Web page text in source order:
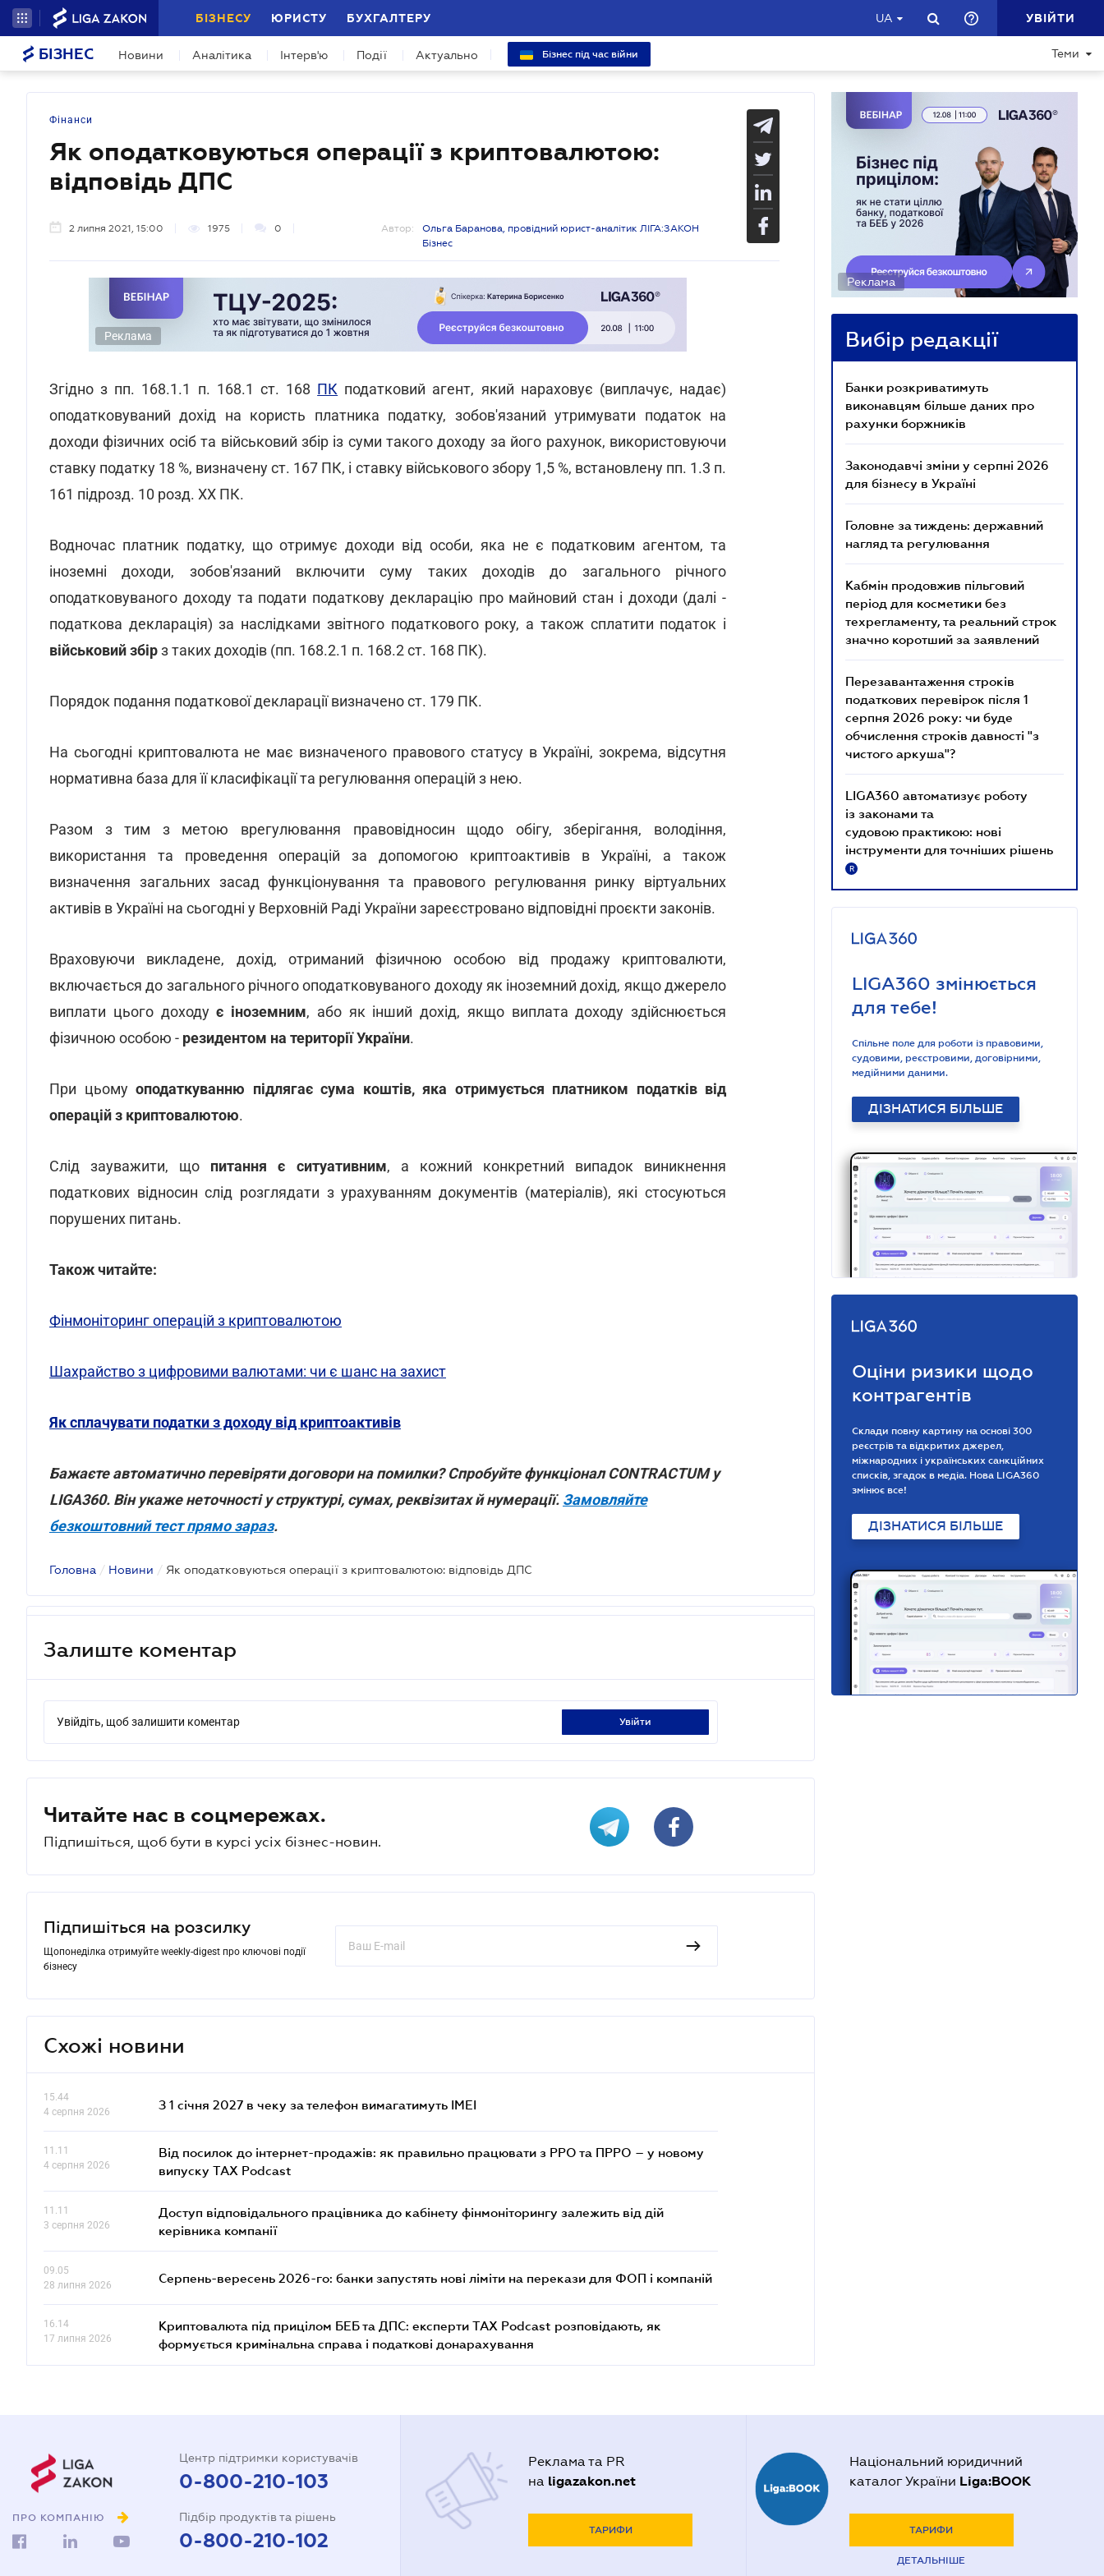
БІЗНЕСУ ЮРИСТУ БУХГАЛТЕРУ UA УВІЙТИ
БІЗНЕС Новини Аналітика Інтерв'ю Події Актуально Бізнес під час війни Теми
Фінанси
Як оподатковуються операції з криптовалютою:
відповідь ДПС
2 липня 2021, 15:00 1975 0 Автор:
Ольга Баранова, провідний юрист-аналітик ЛІГА:ЗАКОН
Бізнес
Реклама
Згідно з пп. 168.1.1 п. 168.1 ст. 168 ПК податковий агент, який нараховує (виплачує, надає)
оподатковуваний дохід на користь платника податку, зобов'язаний утримувати податок на
доходи фізичних осіб та військовий збір із суми такого доходу за його рахунок, використовуючи
ставку податку 18 %, визначену ст. 167 ПК, і ставку військового збору 1,5 %, встановлену пп. 1.3 п.
161 підрозд. 10 розд. XX ПК.
Водночас платник податку, що отримує доходи від особи, яка не є податковим агентом, та
іноземні доходи, зобов'язаний включити суму таких доходів до загального річного
оподатковуваного доходу та подати податкову декларацію про майновий стан і доходи (далі -
податкова декларація) за наслідками звітного податкового року, а також сплатити податок і
військовий збірз таких доходів (пп. 168.2.1 п. 168.2 ст. 168 ПК).
Порядок подання податкової декларації визначено ст. 179 ПК.
На сьогодні криптовалюта не має визначеного правового статусу в Україні, зокрема, відсутня
нормативна база для її класифікації та регулювання операцій з нею.
Разом з тим з метою врегулювання правовідносин щодо обігу, зберігання, володіння,
використання та проведення операцій за допомогою криптоактивів в Україні, а також
визначення загальних засад функціонування та правового регулювання ринку віртуальних
активів в Україні на сьогодні у Верховній Раді України зареєстровано відповідні проєкти законів.
Враховуючи викладене, дохід, отриманий фізичною особою від продажу криптовалюти,
включається до загального річного оподатковуваного доходу як іноземний дохід, якщо джерело
виплати цього доходує іноземним, або як інший дохід, якщо виплата доходу здійснюється
фізичною особою - резидентом на території України.
При цьому оподаткуванню підлягає сума коштів, яка отримується платником податків від
операцій з криптовалютою.
Слід зауважити, що питання є ситуативним, а кожний конкретний випадок виникнення
податкових відносин слід розглядати з урахуванням документів (матеріалів), які стосуються
порушених питань.
Також читайте:
Фінмоніторинг операцій з криптовалютою
Шахрайство з цифровими валютами: чи є шанс на захист
Як сплачувати податки з доходу від криптоактивів
Бажаєте автоматично перевіряти договори на помилки? Спробуйте функціонал CONTRACTUM у
LIGA360. Він укаже неточності у структурі, сумах, реквізитах й нумерації. Замовляйте
безкоштовний тест прямо зараз.
Головна / Новини / Як оподатковуються операції з криптовалютою: відповідь ДПС
Залиште коментар
Увійдіть, щоб залишити коментар увійти
Читайте нас в соцмережах.
Підпишіться, щоб бути в курсі усіх бізнес-новин.
Підпишіться на розсилку
Щопонеділка отримуйте weekly-digest про ключові події
бізнесу
Схожі новини
15.44
4 серпня 2026
З 1 січня 2027 в чеку за телефон вимагатимуть IMEI
11.11
4 серпня 2026
Від посилок до інтернет-продажів: як правильно працювати з РРО та ПРРО – у новому
випуску TAX Podcast
11.11
3 серпня 2026
Доступ відповідального працівника до кабінету фінмоніторингу залежить від дій
керівника компанії
09.05
28 липня 2026
Серпень-вересень 2026-го: банки запустять нові ліміти на перекази для ФОП і компаній
16.14
17 липня 2026
Криптовалюта під прицілом БЕБ та ДПС: експерти TAX Podcast розповідають, як
формується кримінальна справа і податкові донарахування
Реклама
Вибір редакції
Банки розкриватимуть
виконавцям більше даних про
рахунки боржників
Законодавчі зміни у серпні 2026
для бізнесу в Україні
Головне за тиждень: державний
нагляд та регулювання
Кабмін продовжив пільговий
період для косметики без
техрегламенту, та реальний строк
значно коротший за заявлений
Перезавантаження строків
податкових перевірок після 1
серпня 2026 року: чи буде
обчислення строків давності "з
чистого аркуша"?
LIGA360 автоматизує роботу
із законами та
судовою практикою: нові
інструменти для точніших рішень
R
LIGA360 змінюється
для тебе!
Спільне поле для роботи із правовими,
судовими, реєстровими, договірними,
медійними даними.
ДІЗНАТИСЯ БІЛЬШЕ
Оціни ризики щодо
контрагентів
Склади повну картину на основі 300
реєстрів та відкритих джерел,
міжнародних і українських санкційних
списків, згадок в медіа. Нова LIGA360
змінює все!
ДІЗНАТИСЯ БІЛЬШЕ
ПРО КОМПАНІЮ
Центр підтримки користувачів
0-800-210-103
Підбір продуктів та рішень
0-800-210-102
Реклама та PR
на ligazakon.net
ТАРИФИ
Національний юридичний
каталог України Liga:BOOK
ТАРИФИ
ДЕТАЛЬНІШЕ